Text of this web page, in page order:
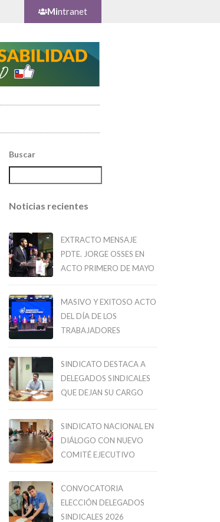
Mintranet
Buscar
Noticias recientes
EXTRACTO MENSAJE
PDTE. JORGE OSSES EN
ACTO PRIMERO DE MAYO
MASIVO Y EXITOSO ACTO
DEL DÍA DE LOS
TRABAJADORES
SINDICATO DESTACA A
DELEGADOS SINDICALES
QUE DEJAN SU CARGO
SINDICATO NACIONAL EN
DIÁLOGO CON NUEVO
COMITÉ EJECUTIVO
CONVOCATORIA
ELECCIÓN DELEGADOS
SINDICALES 2026